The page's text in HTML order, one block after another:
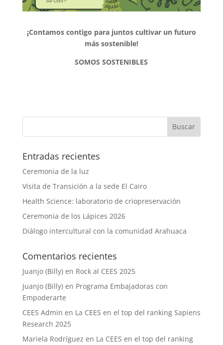
¡Contamos contigo para juntos cultivar un futuro
más sostenible!
SOMOS SOSTENIBLES
Entradas recientes
Ceremonia de la luz
Visita de Transición a la sede El Cairo
Health Science: laboratorio de criopreservación
Ceremonia de los Lápices 2026
Diálogo intercultural con la comunidad Arahuaca
Comentarios recientes
Juanjo (Billy)en Rock al CEES 2025
Juanjo (Billy)en Programa Embajadoras con
Empoderarte
CEES Admin en La CEES en el top del ranking Sapiens
Research 2025
Mariela Rodríguez en La CEES en el top del ranking